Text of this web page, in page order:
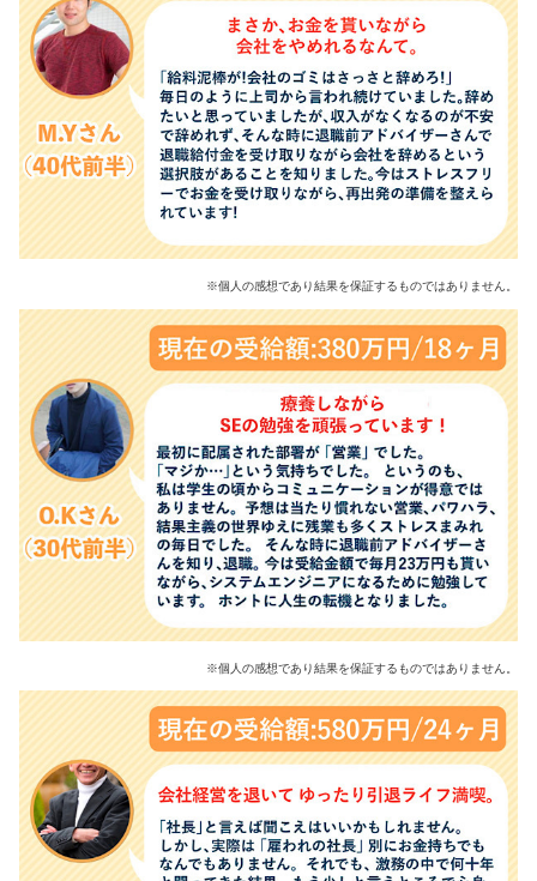
※個人の感想であり結果を保証するものではありません。
※個人の感想であり結果を保証するものではありません。